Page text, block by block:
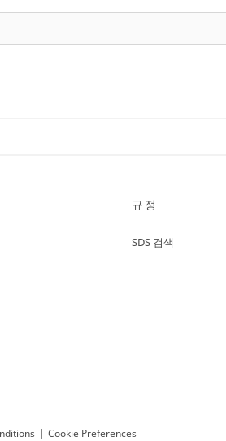
규정
SDS 검색
| Cookie Preferences